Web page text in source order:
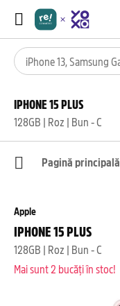
IPHONE 15 PLUS
128GB | Roz | Bun - C
Pagină principală
Apple
IPHONE 15 PLUS
128GB | Roz | Bun - C
Mai sunt 2 bucăți în stoc!